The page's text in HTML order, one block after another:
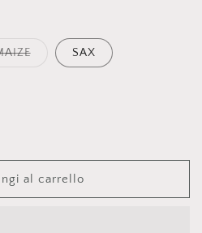
Variante
esaurita
SAX
al carrello